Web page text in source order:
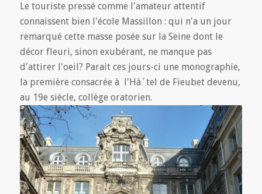
Le touriste pressé comme l'amateur attentif
connaissent bien l'école Massillon : qui n'a un jour
remarqué cette masse posée sur la Seine dont le
décor fleuri, sinon exubérant, ne manque pas
d'attirer l'oeil? Parait ces jours-ci une monographie,
la première consacrée à l'Hà´tel de Fieubet devenu,
au 19e siècle, collège oratorien.